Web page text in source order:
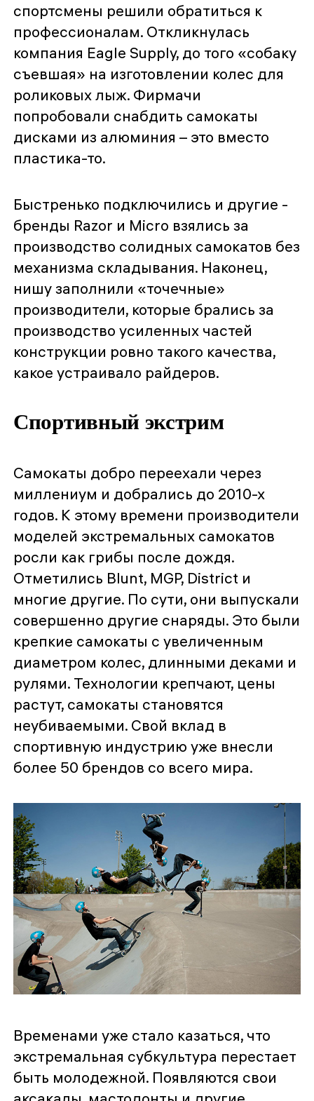
спортсмены решили обратиться к
профессионалам. Откликнулась
компания Eagle Supply, до того «собаку
съевшая» на изготовлении колес для
роликовых лыж. Фирмачи
попробовали снабдить самокаты
дисками из алюминия – это вместо
пластика-то.
Быстренько подключились и другие -
бренды Razor и Micro взялись за
производство солидных самокатов без
механизма складывания. Наконец,
нишу заполнили «точечные»
производители, которые брались за
производство усиленных частей
конструкции ровно такого качества,
какое устраивало райдеров.
Спортивный экстрим
Самокаты добро переехали через
миллениум и добрались до 2010-х
годов. К этому времени производители
моделей экстремальных самокатов
росли как грибы после дождя.
Отметились Blunt, MGP, District и
многие другие. По сути, они выпускали
совершенно другие снаряды. Это были
крепкие самокаты с увеличенным
диаметром колес, длинными деками и
рулями. Технологии крепчают, цены
растут, самокаты становятся
неубиваемыми. Свой вклад в
спортивную индустрию уже внесли
более 50 брендов со всего мира.
Временами уже стало казаться, что
экстремальная субкультура перестает
быть молодежной. Появляются свои